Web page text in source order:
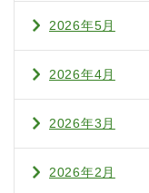
2026年5月
2026年4月
2026年3月
2026年2月